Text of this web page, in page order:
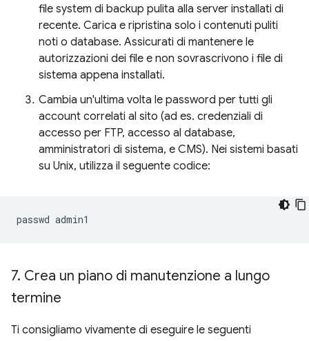
file system di backup pulita alla server installati di
recente. Carica e ripristina solo i contenuti puliti
noti o database. Assicurati di mantenere le
autorizzazioni dei file e non sovrascrivono i file di
sistema appena installati.
Cambia un'ultima volta le password per tutti gli
account correlati al sito (ad es. credenziali di
accesso per FTP, accesso al database,
amministratori di sistema, e CMS). Nei sistemi basati
su Unix, utilizza il seguente codice:
passwd
7. Crea un piano di manutenzione a lungo
termine
Ti consigliamo vivamente di eseguire le seguenti